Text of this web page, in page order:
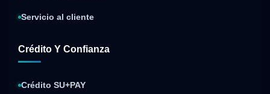
Servicio al cliente
Crédito Y Confianza
Crédito SU+PAY